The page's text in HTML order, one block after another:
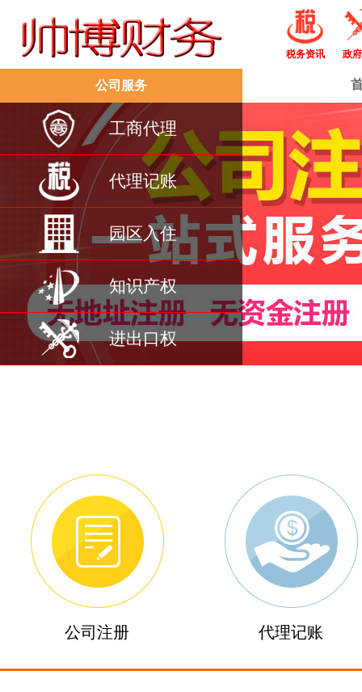
税务资讯 政
公司服务
工商代理
代理记账
园区入住
知识产权
进出口权
公司注册 代理记账